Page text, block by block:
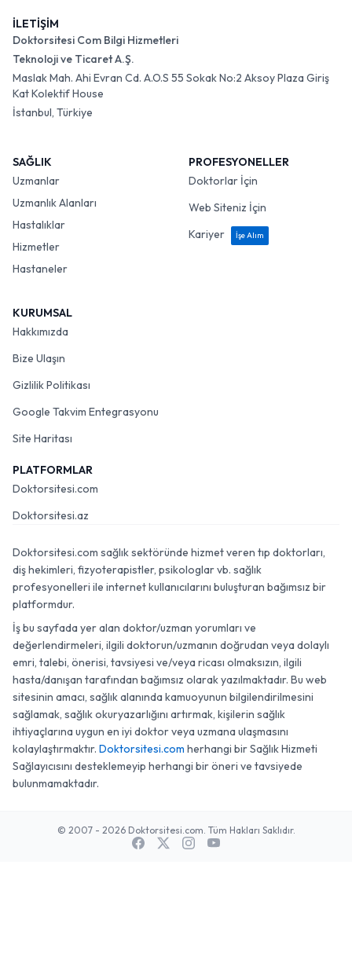
İLETİŞİM
Doktorsitesi Com Bilgi Hizmetleri
Teknoloji ve Ticaret A.Ş.
Maslak Mah. Ahi Evran Cd. A.O.S 55 Sokak No:2 Aksoy Plaza Giriş
Kat Kolektif House
İstanbul, Türkiye
SAĞLIK
Uzmanlar
Uzmanlık Alanları
Hastalıklar
Hizmetler
Hastaneler
PROFESYONELLER
Doktorlar İçin
Web Siteniz İçin
Kariyer
İşe Alım
KURUMSAL
Hakkımızda
Bize Ulaşın
Gizlilik Politikası
Google Takvim Entegrasyonu
Site Haritası
PLATFORMLAR
Doktorsitesi.com
Doktorsitesi.az
Doktorsitesi.com sağlık sektöründe hizmet veren tıp doktorları,
diş hekimleri, fizyoterapistler, psikologlar vb. sağlık
profesyonelleri ile internet kullanıcılarını buluşturan bağımsız bir
platformdur.
İş bu sayfada yer alan doktor/uzman yorumları ve
değerlendirmeleri, ilgili doktorun/uzmanın doğrudan veya dolaylı
emri, talebi, önerisi, tavsiyesi ve/veya ricası olmaksızın, ilgili
hasta/danışan tarafından bağımsız olarak yazılmaktadır. Bu web
sitesinin amacı, sağlık alanında kamuoyunun bilgilendirilmesini
sağlamak, sağlık okuryazarlığını artırmak, kişilerin sağlık
ihtiyaçlarına uygun en iyi doktor veya uzmana ulaşmasını
kolaylaştırmaktır. Doktorsitesi.com herhangi bir Sağlık Hizmeti
Sağlayıcısını desteklemeyip herhangi bir öneri ve tavsiyede
bulunmamaktadır.
© 2007 - 2026 Doktorsitesi.com. Tüm Hakları Saklıdır.